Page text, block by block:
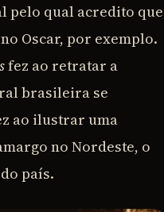
pelo qual acredito que
Oscar, por exemplo.
fez ao retratar a
brasileira se
ao ilustrar uma
no Nordeste, o
país.